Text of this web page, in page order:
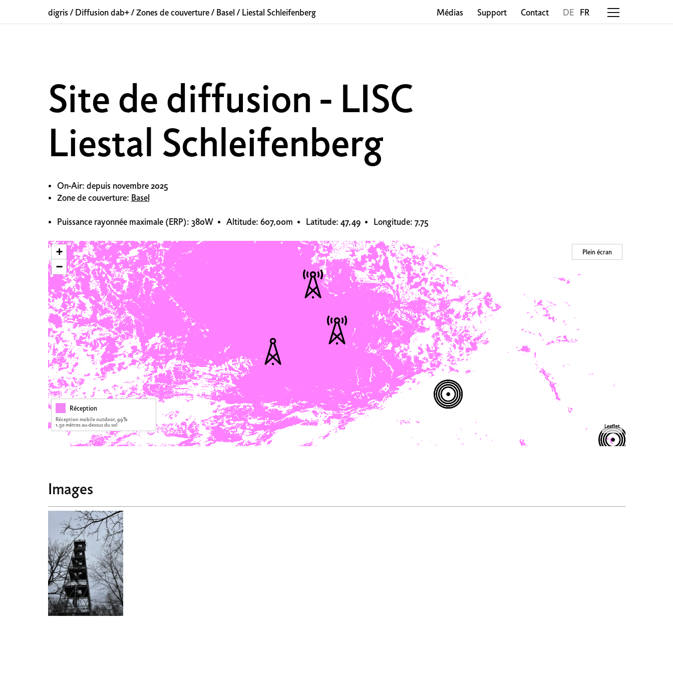
digris / Diffusion dab+ / Zones de couverture / Basel / Liestal Schleifenberg Médias Support Contact DE FR
Site de diffusion - LISC
Liestal Schleifenberg
On-Air: depuis novembre 2025
Zone de couverture: Basel
Puissance rayonnée maximale (ERP): 380W Altitude: 607,00m Latitude: 47,49 Longitude: 7,75
+
−
Leaflet
Plein écran
Réception
Réception mobile outdoor, 99%
1.50 mètres au-dessus du sol
Images